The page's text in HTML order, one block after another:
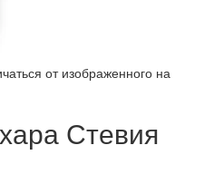
от изображенного на
Стевия